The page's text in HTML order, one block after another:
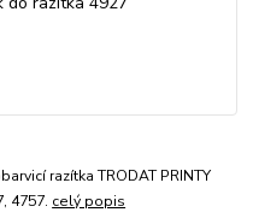
razítka TRODAT PRINTY
4757. celý popis